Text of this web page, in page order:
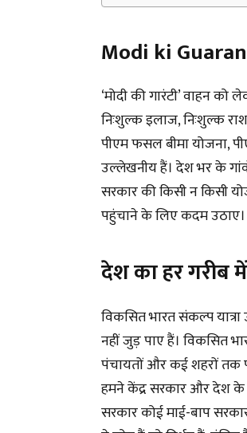
Modi ki
‘मोदी की गारंटी’ वाहन
निःशुल्क इलाज, निःशुल्क
पीएम फसल बीमा योजना,
उल्लेखनीय हैं। देश भर के
सरकार की किसी न किसी
पहुंचाने के लिए कदम उठाए।
देश का हर गरीब
विकसित भारत संकल्प
नहीं जुड़ पाए हैं। विकसित
पंचायतों और कई शहरों तक
हमने केंद्र सरकार और देश के
सरकार कोई माई-बाप